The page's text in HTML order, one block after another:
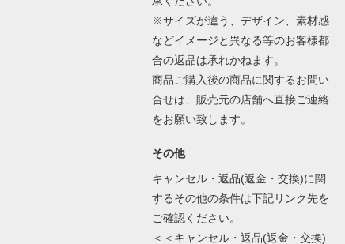
※サイズが違う、デザイン、素材感
などイメージと異なる等のお客様都
合の返品は承れかねます。
商品ご購入後の商品に関するお問い
合せは、販売元の店舗へ直接ご連絡
をお願い致します。
その他
キャンセル・返品(返金・交換)に関
するその他の条件は下記リンク先を
ご確認ください。
＜＜キャンセル・返品(返金・交換)